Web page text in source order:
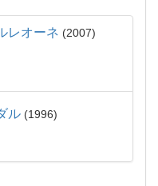
レオーネ
2007
ル 1996